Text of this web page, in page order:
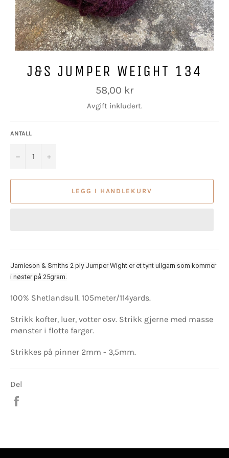
J&S JUMPER WEIGHT 134
Vanlig
pris
58,00 kr
Avgift inkludert.
ANTALL
− +
LEGG I HANDLEKURV
Jamieson & Smiths 2 ply Jumper Wight er et tynt ullgarn som kommer
i nøster på 25gram.
100% Shetlandsull. 105meter/114yards.
Strikk kofter, luer, votter osv. Strikk gjerne med masse
mønster i flotte farger.
Strikkes på pinner 2mm - 3,5mm.
Del